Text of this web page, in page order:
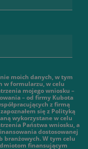
moich danych, w tym
w formularzu, w celu
mojego wniosku –
– od firmy Kubota
z firmą
się z Polityką
wykorzystane w celu
Państwa wniosku, a
dostosowanej
branżowych. W tym celu
finansującym